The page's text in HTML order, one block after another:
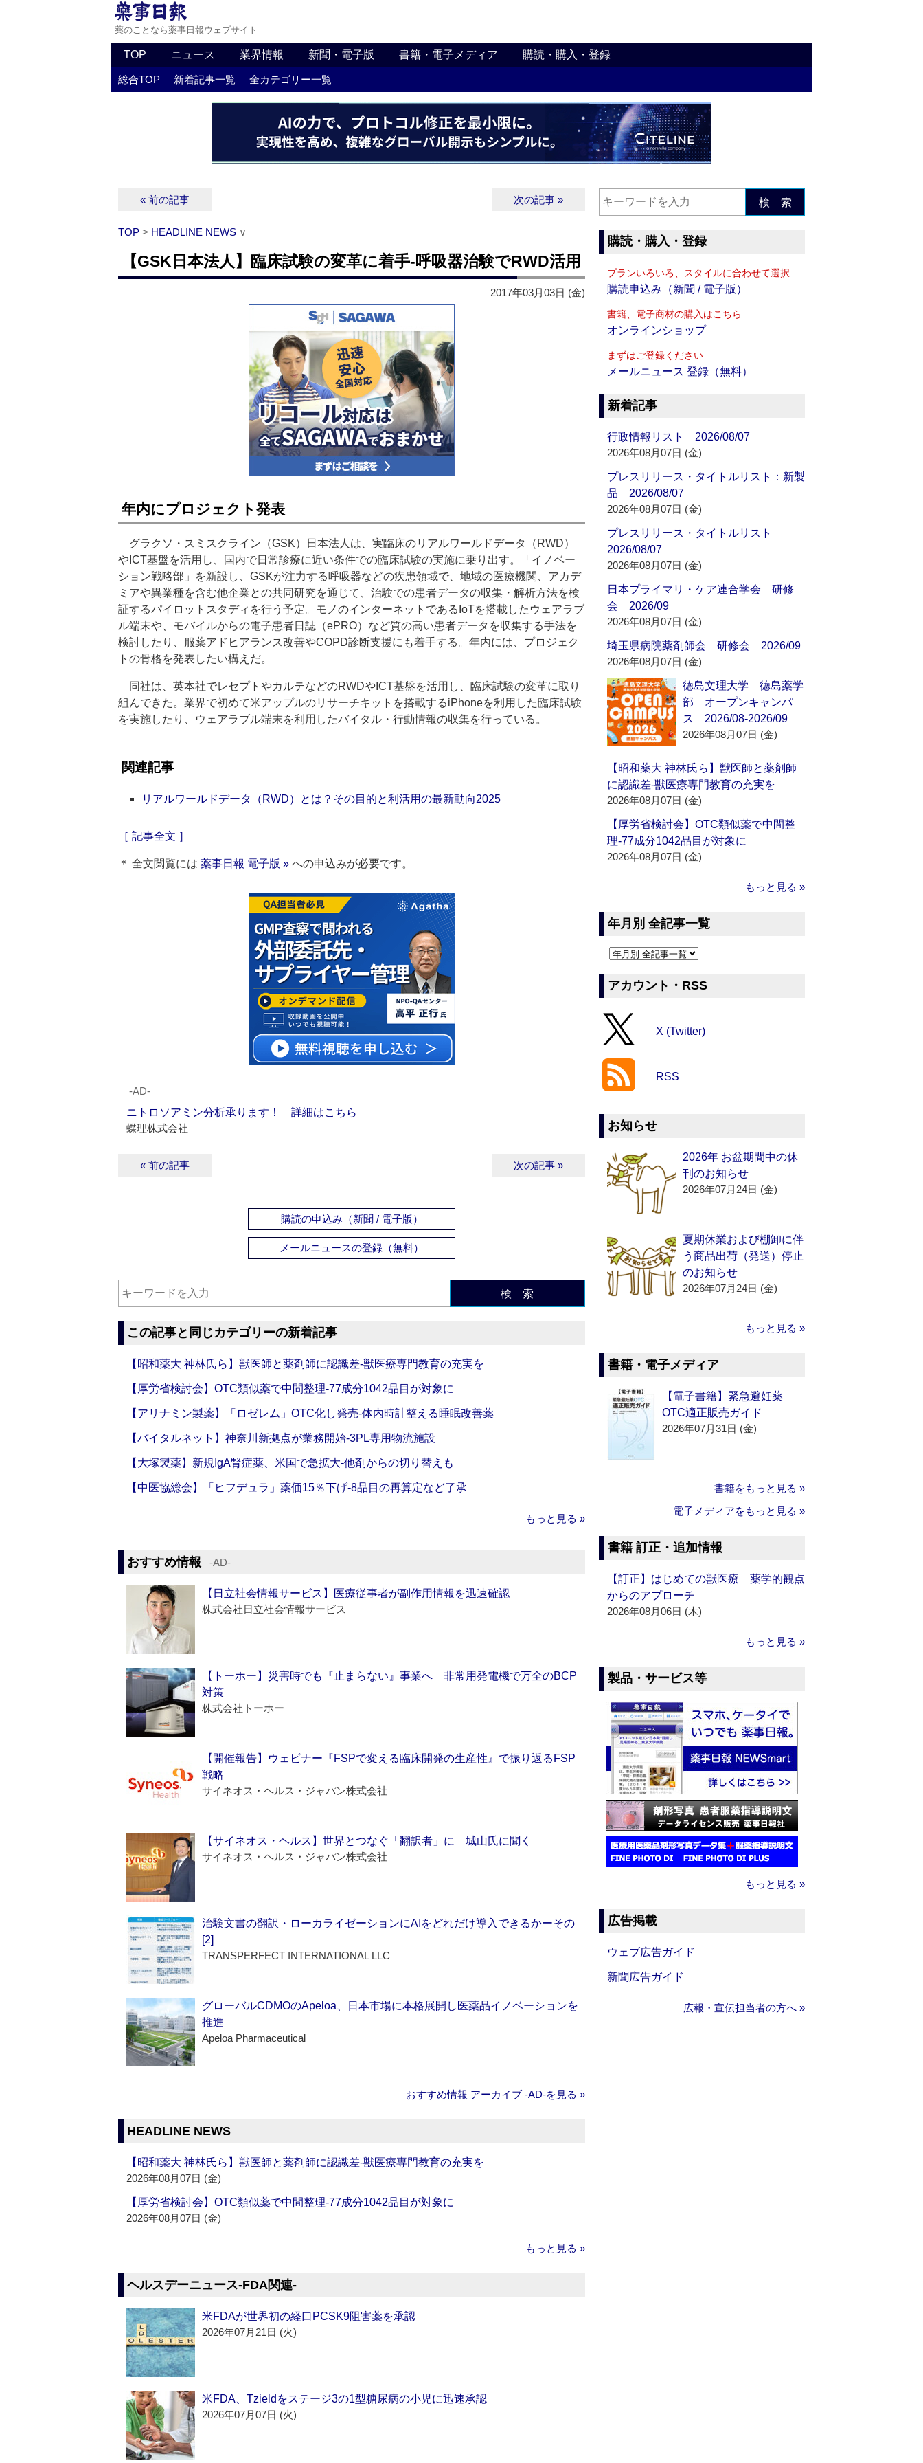
薬のことなら薬事日報ウェブサイト
TOP ニュース 業界情報 新聞・電子版 書籍・電子メディア 購読・購入・登録
総合TOP 新着記事一覧 全カテゴリー一覧
« 前の記事 次の記事 »
TOP > HEADLINE NEWS ∨
【GSK日本法人】臨床試験の変革に着手‐呼吸器治験でRWD活用
2017年03月03日 (金)
年内にプロジェクト発表
グラクソ・スミスクライン（GSK）日本法人は、実臨床のリアルワールドデータ（RWD）
やICT基盤を活用し、国内で日常診療に近い条件での臨床試験の実施に乗り出す。「イノベー
ション戦略部」を新設し、GSKが注力する呼吸器などの疾患領域で、地域の医療機関、アカデ
ミアや異業種を含む他企業との共同研究を通じて、治験での患者データの収集・解析方法を検
証するパイロットスタディを行う予定。モノのインターネットであるIoTを搭載したウェアラブ
ル端末や、モバイルからの電子患者日誌（ePRO）など質の高い患者データを収集する手法を
検討したり、服薬アドヒアランス改善やCOPD診断支援にも着手する。年内には、プロジェク
トの骨格を発表したい構えだ。
同社は、英本社でレセプトやカルテなどのRWDやICT基盤を活用し、臨床試験の変革に取り
組んできた。業界で初めて米アップルのリサーチキットを搭載するiPhoneを利用した臨床試験
を実施したり、ウェアラブル端末を利用したバイタル・行動情報の収集を行っている。
関連記事
リアルワールドデータ（RWD）とは？その目的と利活用の最新動向2025
［ 記事全文 ］
＊ 全文閲覧には 薬事日報 電子版 » への申込みが必要です。
‐AD‐
ニトロソアミン分析承ります！ 詳細はこちら
蝶理株式会社
« 前の記事 次の記事 »
購読の申込み（新聞 / 電子版）
メールニュースの登録（無料）
検 索
この記事と同じカテゴリーの新着記事
【昭和薬大 神林氏ら】獣医師と薬剤師に認識差‐獣医療専門教育の充実を
【厚労省検討会】OTC類似薬で中間整理‐77成分1042品目が対象に
【アリナミン製薬】「ロゼレム」OTC化し発売‐体内時計整える睡眠改善薬
【バイタルネット】神奈川新拠点が業務開始‐3PL専用物流施設
【大塚製薬】新規IgA腎症薬、米国で急拡大‐他剤からの切り替えも
【中医協総会】「ヒフデュラ」薬価15％下げ‐8品目の再算定など了承
もっと見る »
おすすめ情報 ‐AD‐
【日立社会情報サービス】医療従事者が副作用情報を迅速確認
株式会社日立社会情報サービス
【トーホー】災害時でも『止まらない』事業へ 非常用発電機で万全のBCP
対策
株式会社トーホー
【開催報告】ウェビナー『FSPで変える臨床開発の生産性』で振り返るFSP
戦略
サイネオス・ヘルス・ジャパン株式会社
【サイネオス・ヘルス】世界とつなぐ「翻訳者」に 城山氏に聞く
サイネオス・ヘルス・ジャパン株式会社
治験文書の翻訳・ローカライゼーションにAIをどれだけ導入できるかーその
[2]
TRANSPERFECT INTERNATIONAL LLC
グローバルCDMOのApeloa、日本市場に本格展開し医薬品イノベーションを
推進
Apeloa Pharmaceutical
おすすめ情報 アーカイブ ‐AD‐を見る »
HEADLINE NEWS
【昭和薬大 神林氏ら】獣医師と薬剤師に認識差‐獣医療専門教育の充実を
2026年08月07日 (金)
【厚労省検討会】OTC類似薬で中間整理‐77成分1042品目が対象に
2026年08月07日 (金)
もっと見る »
ヘルスデーニュース‐FDA関連‐
米FDAが世界初の経口PCSK9阻害薬を承認
2026年07月21日 (火)
米FDA、Tzieldをステージ3の1型糖尿病の小児に迅速承認
2026年07月07日 (火)
検 索
購読・購入・登録
プランいろいろ、スタイルに合わせて選択
購読申込み（新聞 / 電子版）
書籍、電子商材の購入はこちら
オンラインショップ
まずはご登録ください
メールニュース 登録（無料）
新着記事
行政情報リスト 2026/08/07
2026年08月07日 (金)
プレスリリース・タイトルリスト：新製
品 2026/08/07
2026年08月07日 (金)
プレスリリース・タイトルリスト
2026/08/07
2026年08月07日 (金)
日本プライマリ・ケア連合学会 研修
会 2026/09
2026年08月07日 (金)
埼玉県病院薬剤師会 研修会 2026/09
2026年08月07日 (金)
徳島文理大学 徳島薬学
部 オープンキャンパ
ス 2026/08-2026/09
2026年08月07日 (金)
【昭和薬大 神林氏ら】獣医師と薬剤師
に認識差‐獣医療専門教育の充実を
2026年08月07日 (金)
【厚労省検討会】OTC類似薬で中間整
理‐77成分1042品目が対象に
2026年08月07日 (金)
もっと見る »
年月別 全記事一覧
アカウント・RSS
X (Twitter)
RSS
お知らせ
2026年 お盆期間中の休
刊のお知らせ
2026年07月24日 (金)
夏期休業および棚卸に伴
う商品出荷（発送）停止
のお知らせ
2026年07月24日 (金)
もっと見る »
書籍・電子メディア
【電子書籍】緊急避妊薬
OTC適正販売ガイド
2026年07月31日 (金)
書籍をもっと見る »
電子メディアをもっと見る »
書籍 訂正・追加情報
【訂正】はじめての獣医療 薬学的観点
からのアプローチ
2026年08月06日 (木)
もっと見る »
製品・サービス等
もっと見る »
広告掲載
ウェブ広告ガイド
新聞広告ガイド
広報・宣伝担当者の方へ »